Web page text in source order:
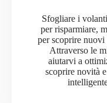
Sfogliare i
per risparmiare,
per scoprire nuovi
Attraverso le
aiutarvi a
scoprire novità